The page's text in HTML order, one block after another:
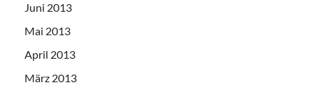
Juni 2013
Mai 2013
April 2013
März 2013